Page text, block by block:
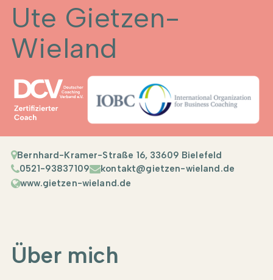
Ute Gietzen-
Wieland
Bernhard-Kramer-Straße 16, 33609 Bielefeld
0521-93837109
kontakt@gietzen-wieland.de
www.gietzen-wieland.de
Über mich